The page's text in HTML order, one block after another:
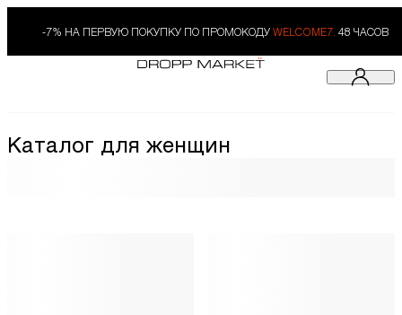
-7% НА ПЕРВУЮ ПОКУПКУ ПО ПРОМОКОДУ WELCOME7. 48 ЧАСОВ
Каталог для женщин